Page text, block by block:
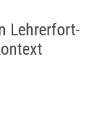
Lehrerfort-